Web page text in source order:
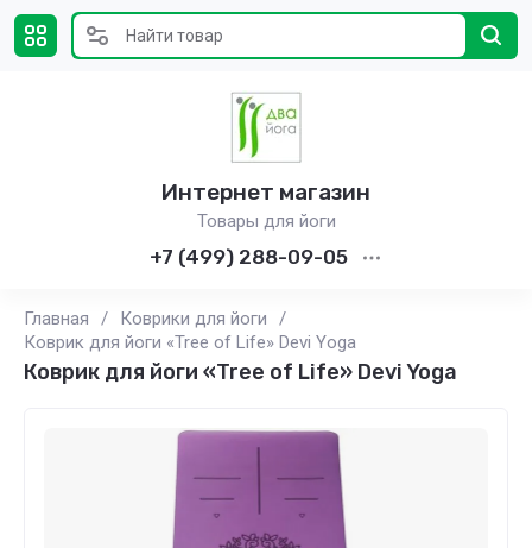
Интернет магазин
Товары для йоги
+7 (499) 288-09-05
Главная / Коврики для йоги
/
Коврик для йоги «Tree of Life» Devi Yoga
Коврик для йоги «Tree of Life» Devi Yoga